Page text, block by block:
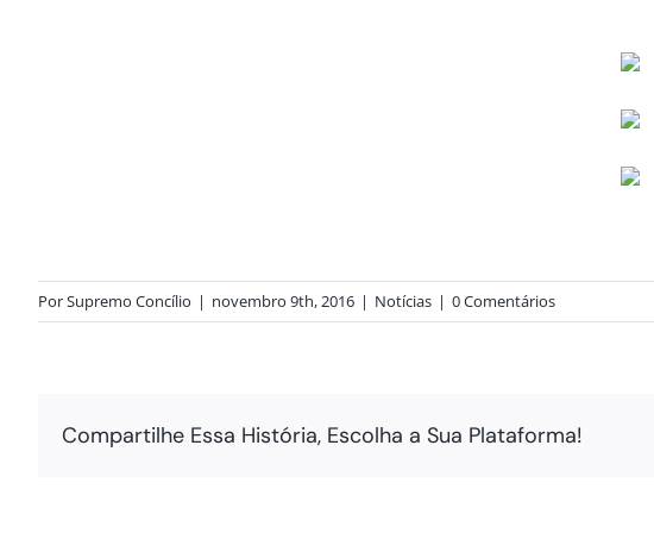
PorSupremo Concílio | novembro 9th, 2016 | Notícias | 0 Comentários
Compartilhe Essa História, Escolha a Sua Plataforma!